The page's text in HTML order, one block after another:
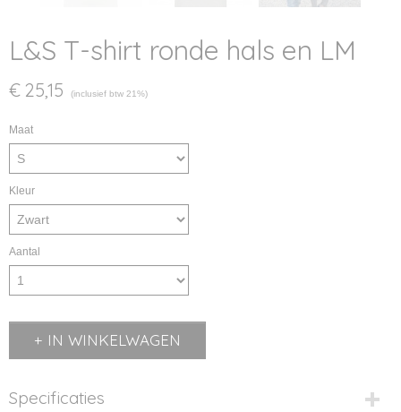
L&S T-shirt ronde hals en LM
€ 25,15 (inclusief btw 21%)
Maat
Kleur
Aantal
IN WINKELWAGEN
Specificaties